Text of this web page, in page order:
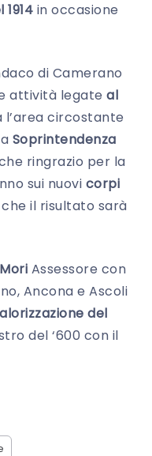
in occasione
di Camerano
attività legateal
circostante
Soprintendenza
ringrazio per la
sui nuovi corpi
il risultato sarà
Assessore con
Ancona e Ascoli
del
del ‘600 con il